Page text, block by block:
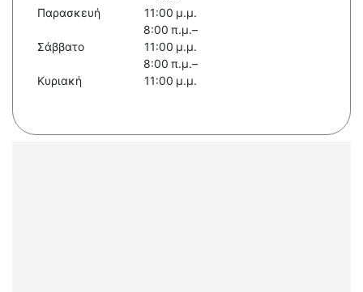
Παρασκευή
11:00 μ.μ.
Σάββατο
8:00 π.μ.–
11:00 μ.μ.
Κυριακή
8:00 π.μ.–
11:00 μ.μ.